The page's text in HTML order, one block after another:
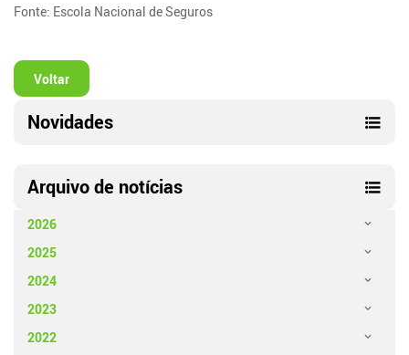
Fonte: Escola Nacional de Seguros
Voltar
Novidades
Arquivo de notícias
2026
2025
2024
2023
2022